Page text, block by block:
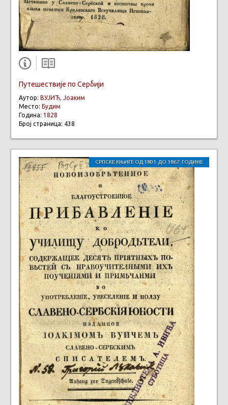
Путешествије по Сербији
Аутор: ВУЈИЋ, Јоаким
Место: Будим
Година: 1828
Број страница: 438
СРПСКЕ КЊИГЕ ОД 1801. ДО 1867. ГОДИНЕ